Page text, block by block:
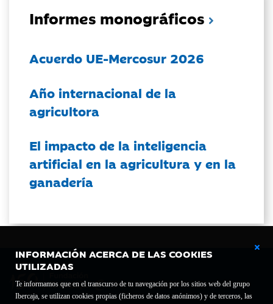
INFORMACIÓN ACERCA DE LAS COOKIES
UTILIZADAS
Te informamos que en el transcurso de tu navegación por los sitios web del grupo
Ibercaja, se utilizan cookies propias (ficheros de datos anónimos) y de terceros, las
Informes monográficos
Acuerdo UE-Mercosur 2026
Año internacional de la
agricultora
El impacto de la inteligencia
artificial en la agricultura y en la
ganadería